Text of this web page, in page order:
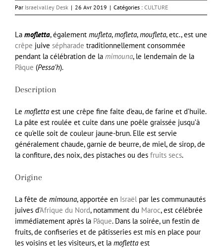
Par Israelvalley Desk | 26 Avr 2019 | Catégories : CULTURE
La mofletta, également mufleta,mofleta,moufleta, etc., est une
crêpe juive sépharade traditionnellement consommée
pendant la célébration de la mimouna, le lendemain de la
Pâque (Pessa’h).
Description
Le mofletta est une crêpe fine faite d’eau, de farine et d’huile.
La pâte est roulée et cuite dans une poêle graissée jusqu’à
ce qu’elle soit de couleur jaune-brun. Elle est servie
généralement chaude, garnie de beurre, de miel, de sirop, de
la confiture, des noix, des pistaches ou des fruits secs.
Origine
La fête de mimouna, apportée en Israël par les communautés
juives d’Afrique du Nord, notamment du Maroc, est célébrée
immédiatement après la Pâque. Dans la soirée, un festin de
fruits, de confiseries et de pâtisseries est mis en place pour
les voisins et les visiteurs, et la mofletta est